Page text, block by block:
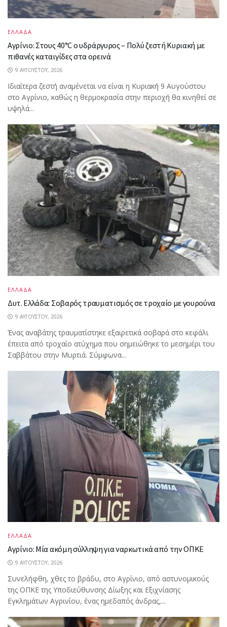
ΕΛΛΑΔΑ
Αγρίνιο: Στους 40°C ο υδράργυρος – Πολύ ζεστή Κυριακή με
πιθανές καταιγίδες στα ορεινά
9 ΑΥΓΟΎΣΤΟΥ, 2026
Ιδιαίτερα ζεστή αναμένεται να είναι η Κυριακή 9 Αυγούστου
στο Αγρίνιο, καθώς η θερμοκρασία στην περιοχή θα κινηθεί σε
υψηλά...
ΕΛΛΑΔΑ
Δυτ. Ελλάδα: Σοβαρός τραυματισμός σε τροχαίο με γουρούνα
9 ΑΥΓΟΎΣΤΟΥ, 2026
Ένας αναβάτης τραυματίστηκε εξαιρετικά σοβαρά στο κεφάλι
έπειτα από τροχαίο ατύχημα που σημειώθηκε το μεσημέρι του
Σαββάτου στην Μυρτιά. Σύμφωνα...
ΕΛΛΑΔΑ
Αγρίνιο: Μία ακόμη σύλληψη για ναρκωτικά από την ΟΠΚΕ
9 ΑΥΓΟΎΣΤΟΥ, 2026
Συνελήφθη, χθες το βράδυ, στο Αγρίνιο, από αστυνομικούς
της ΟΠΚΕ της Υποδιεύθυνσης Δίωξης και Εξιχνίασης
Εγκλημάτων Αγρινίου, ένας ημεδαπός άνδρας,...